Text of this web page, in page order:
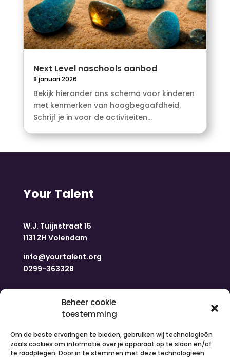
Beheer cookie
toestemming
Om de beste ervaringen te bieden, gebruiken wij technologieën
zoals cookies om informatie over je apparaat op te slaan en/of
te raadplegen. Door in te stemmen met deze technologieën
Next Level naschools aanbod
8 januari 2026
Bekijk hieronder ons schema voor kinderen
met kenmerken van hoogbegaafdheid.
Schrijf je in voor de activiteiten...
Your Talent
W.J. Tuijnstraat 15
1131 ZH Volendam
info@yourtalent.org
0299-363328
Navigatie
Nieuws
Over ons